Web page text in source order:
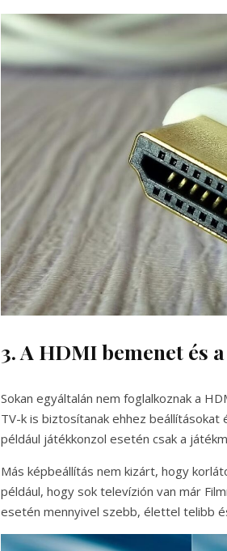
3. A HDMI bemenet és
Sokan egyáltalán nem foglalkoznak a
TV-k is biztosítanak ehhez
például játékkonzol esetén csak a
Más képbeállítás nem kizárt, hogy
például, hogy sok televízión van már
esetén mennyivel szebb, élettel telibb